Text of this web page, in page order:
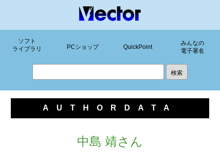
ソフト
ライブラリ
PCショップ QuickPoint
みんなの
電子署名
AUTHORDATA
中島 靖さん